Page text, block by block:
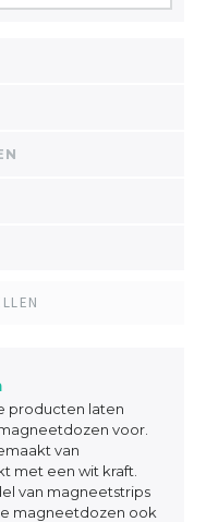
producten laten
voor.
van
met een wit kraft.
van magneetstrips
magneetdozen ook